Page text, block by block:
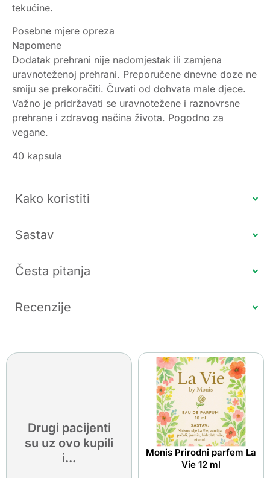
tekućine.
Posebne mjere opreza
Napomene
Dodatak prehrani nije nadomjestak ili zamjena
uravnoteženoj prehrani. Preporučene dnevne doze ne
smiju se prekoračiti. Čuvati od dohvata male djece.
Važno je pridržavati se uravnotežene i raznovrsne
prehrane i zdravog načina života. Pogodno za
vegane.
40 kapsula
Kako koristiti
Sastav
Česta pitanja
Recenzije
Drugi pacijenti
su uz ovo kupili
i...
Monis Prirodni parfem La
Vie 12 ml